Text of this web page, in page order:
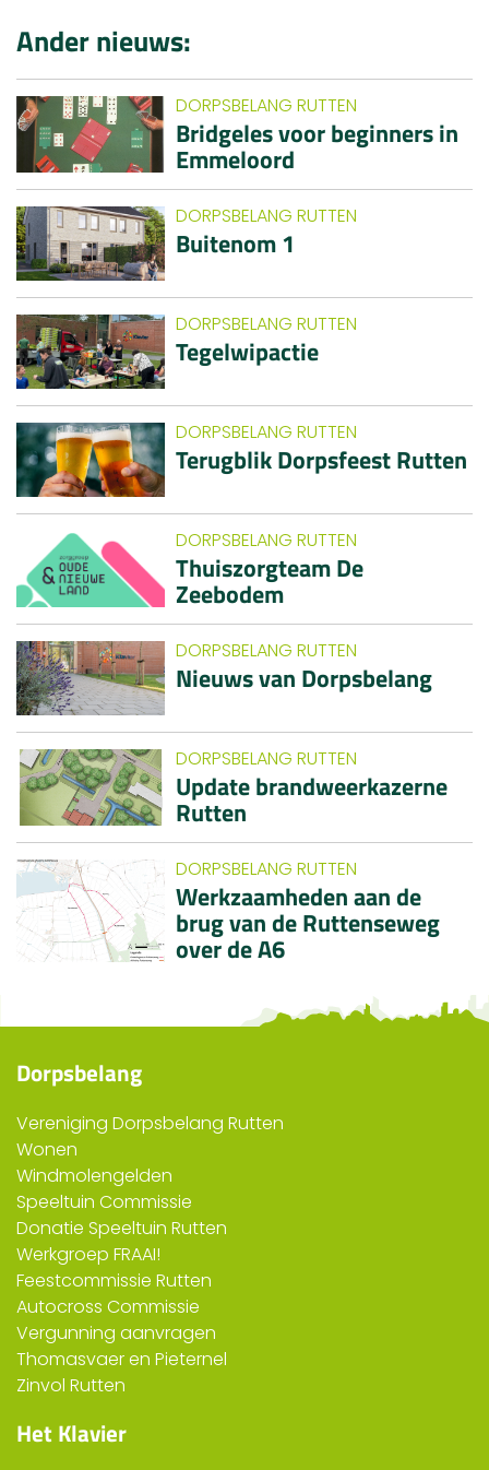
Ander nieuws:
DORPSBELANG RUTTEN
Bridgeles voor beginners in
Emmeloord
DORPSBELANG RUTTEN
Buitenom 1
DORPSBELANG RUTTEN
Tegelwipactie
DORPSBELANG RUTTEN
Terugblik Dorpsfeest Rutten
DORPSBELANG RUTTEN
Thuiszorgteam De
Zeebodem
DORPSBELANG RUTTEN
Nieuws van Dorpsbelang
DORPSBELANG RUTTEN
Update brandweerkazerne
Rutten
DORPSBELANG RUTTEN
Werkzaamheden aan de
brug van de Ruttenseweg
over de A6
Dorpsbelang
Vereniging Dorpsbelang Rutten
Wonen
Windmolengelden
Speeltuin Commissie
Donatie Speeltuin Rutten
Werkgroep FRAAI!
Feestcommissie Rutten
Autocross Commissie
Vergunning aanvragen
Thomasvaer en Pieternel
Zinvol Rutten
Het Klavier